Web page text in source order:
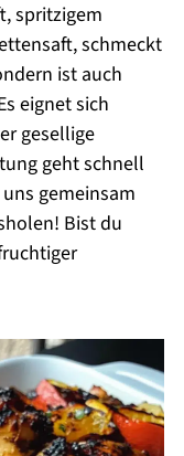
spritzigem
schmeckt
ist auch
eignet sich
gesellige
geht schnell
gemeinsam
Bist du